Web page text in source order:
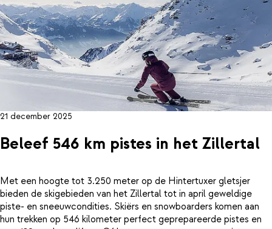
21 december 2025
Beleef 546 km pistes in het Zillertal
Met een hoogte tot 3.250 meter op de Hintertuxer gletsjer
bieden de skigebieden van het Zillertal tot in april geweldige
piste- en sneeuwcondities. Skiërs en snowboarders komen aan
hun trekken op 546 kilometer perfect geprepareerde pistes en